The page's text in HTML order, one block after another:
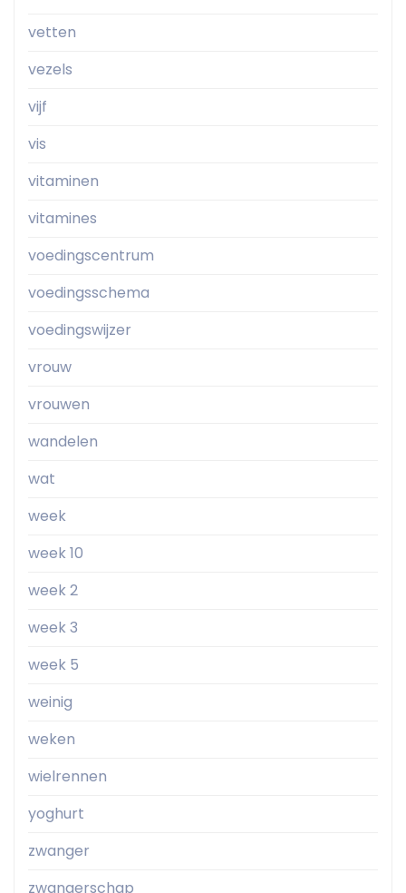
vetten
vezels
vijf
vis
vitaminen
vitamines
voedingscentrum
voedingsschema
voedingswijzer
vrouw
vrouwen
wandelen
wat
week
week 10
week 2
week 3
week 5
weinig
weken
wielrennen
yoghurt
zwanger
zwangerschap